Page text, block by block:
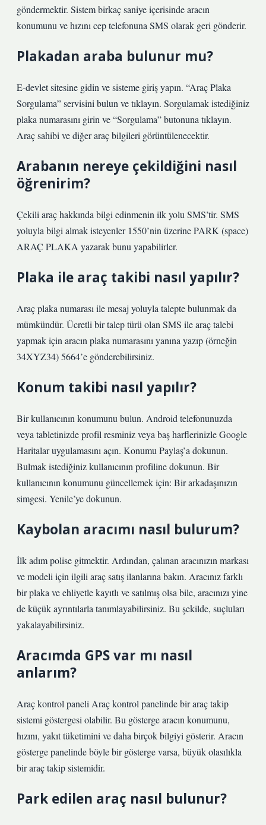
göndermektir. Sistem birkaç saniye içerisinde aracın
konumunu ve hızını cep telefonuna SMS olarak geri gönderir.
Plakadan araba bulunur mu?
E-devlet sitesine gidin ve sisteme giriş yapın. “Araç Plaka
Sorgulama” servisini bulun ve tıklayın. Sorgulamak istediğiniz
plaka numarasını girin ve “Sorgulama” butonuna tıklayın.
Araç sahibi ve diğer araç bilgileri görüntülenecektir.
Arabanın nereye çekildiğini nasıl
öğrenirim?
Çekili araç hakkında bilgi edinmenin ilk yolu SMS’tir. SMS
yoluyla bilgi almak isteyenler 1550’nin üzerine PARK (space)
ARAÇ PLAKA yazarak bunu yapabilirler.
Plaka ile araç takibi nasıl yapılır?
Araç plaka numarası ile mesaj yoluyla talepte bulunmak da
mümkündür. Ücretli bir talep türü olan SMS ile araç talebi
yapmak için aracın plaka numarasını yanına yazıp (örneğin
34XYZ34) 5664’e gönderebilirsiniz.
Konum takibi nasıl yapılır?
Bir kullanıcının konumunu bulun. Android telefonunuzda
veya tabletinizde profil resminiz veya baş harflerinizle Google
Haritalar uygulamasını açın. Konumu Paylaş’a dokunun.
Bulmak istediğiniz kullanıcının profiline dokunun. Bir
kullanıcının konumunu güncellemek için: Bir arkadaşınızın
simgesi. Yenile’ye dokunun.
Kaybolan aracımı nasıl bulurum?
İlk adım polise gitmektir. Ardından, çalınan aracınızın markası
ve modeli için ilgili araç satış ilanlarına bakın. Aracınız farklı
bir plaka ve ehliyetle kayıtlı ve satılmış olsa bile, aracınızı yine
de küçük ayrıntılarla tanımlayabilirsiniz. Bu şekilde, suçluları
yakalayabilirsiniz.
Aracımda GPS var mı nasıl
anlarım?
Araç kontrol paneli Araç kontrol panelinde bir araç takip
sistemi göstergesi olabilir. Bu gösterge aracın konumunu,
hızını, yakıt tüketimini ve daha birçok bilgiyi gösterir. Aracın
gösterge panelinde böyle bir gösterge varsa, büyük olasılıkla
bir araç takip sistemidir.
Park edilen araç nasıl bulunur?